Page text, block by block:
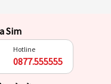
Sim
Hotline
0877.555555